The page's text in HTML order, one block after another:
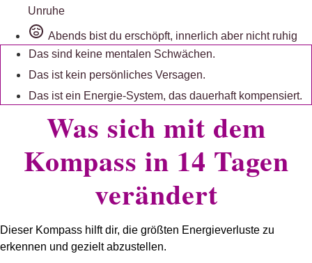
Unruhe
Abends bist du erschöpft, innerlich aber nicht ruhig
Das sind keine mentalen Schwächen.
Das ist kein persönliches Versagen.
Das ist ein Energie-System, das dauerhaft kompensiert.
Was sich mit dem
Kompass in 14 Tagen
verändert
Dieser Kompass hilft dir, die größten Energieverluste zu
erkennen und gezielt abzustellen.